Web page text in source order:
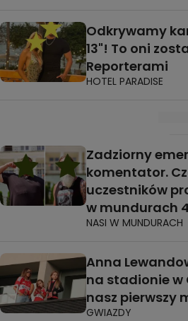
Odkrywamy
13"! To oni
Reporterami
HOTEL PARADISE
Zadziorny
komentator.
uczestników
w mundurach
NASI W MUNDURACH
Anna
na stadionie w
nasz pierwszy
GWIAZDY